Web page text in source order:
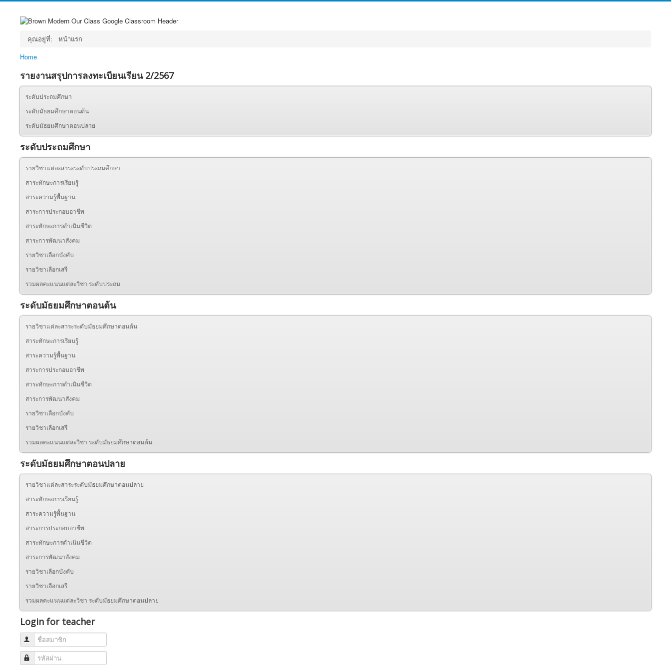
คุณอยู่ที่:
หน้าแรก
Home
รายงานสรุปการลงทะเบียนเรียน 2/2567
ระดับประถมศึกษา
ระดับมัธยมศึกษาตอนต้น
ระดับมัธยมศึกษาตอนปลาย
ระดับประถมศึกษา
รายวิชาแต่ละสาระระดับประถมศึกษา
สาระทักษะการเรียนรู้
สาระความรู้พื้นฐาน
สาระการประกอบอาชีพ
สาระทักษะการดำเนินชีวิต
สาระการพัฒนาสังคม
รายวิชาเลือกบังคับ
รายวิชาเลือกเสรี
รวมผลคะแนนแต่ละวิชา ระดับประถม
ระดับมัธยมศึกษาตอนต้น
รายวิชาแต่ละสาระระดับมัธยมศึกษาตอนต้น
สาระทักษะการเรียนรู้
สาระความรู้พื้นฐาน
สาระการประกอบอาชีพ
สาระทักษะการดำเนินชีวิต
สาระการพัฒนาสังคม
รายวิชาเลือกบังคับ
รายวิชาเลือกเสรี
รวมผลคะแนนแต่ละวิชา ระดับมัธยมศึกษาตอนต้น
ระดับมัธยมศึกษาตอนปลาย
รายวิชาแต่ละสาระระดับมัธยมศึกษาตอนปลาย
สาระทักษะการเรียนรู้
สาระความรู้พื้นฐาน
สาระการประกอบอาชีพ
สาระทักษะการดำเนินชีวิต
สาระการพัฒนาสังคม
รายวิชาเลือกบังคับ
รายวิชาเลือกเสรี
รวมผลคะแนนแต่ละวิชา ระดับมัธยมศึกษาตอนปลาย
Login for teacher
ชื่อสมาชิก
รหัสผ่าน